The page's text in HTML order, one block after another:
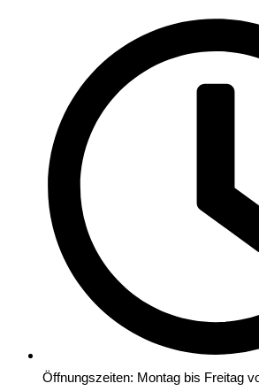
Öffnungszeiten: Montag bis Freitag